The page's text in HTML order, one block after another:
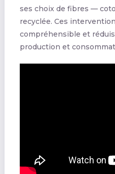
ses choix de fibres —
recyclée. Ces
compréhensible et
production et